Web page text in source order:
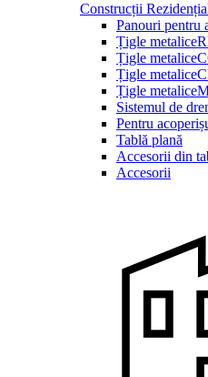
Construcții
Panouri pentru
Țigle metalice
Țigle metalice
Țigle metalice
Țigle metalice
Sistemul de
Pentru
Tablă plană
Accesorii din
Accesorii